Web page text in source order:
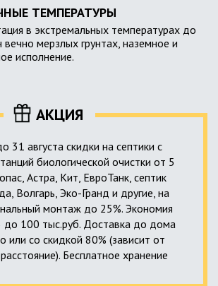
ТЕМПЕРАТУРЫ
в экстремальных температурах до
вечно мерзлых грунтах, наземное и
исполнение.
АКЦИЯ
31 августа скидки на септики с
биологической очистки от 5
Астра, Кит, ЕвроТанк, септик
Волгарь, Эко-Гранд и другие, на
монтаж до 25%. Экономия
до 100 тыс.руб. Доставка до дома
или со скидкой 80% (зависит от
Бесплатное хранение